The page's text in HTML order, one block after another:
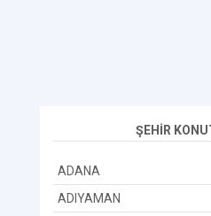
ŞEHİR
ADANA
ADIYAMAN